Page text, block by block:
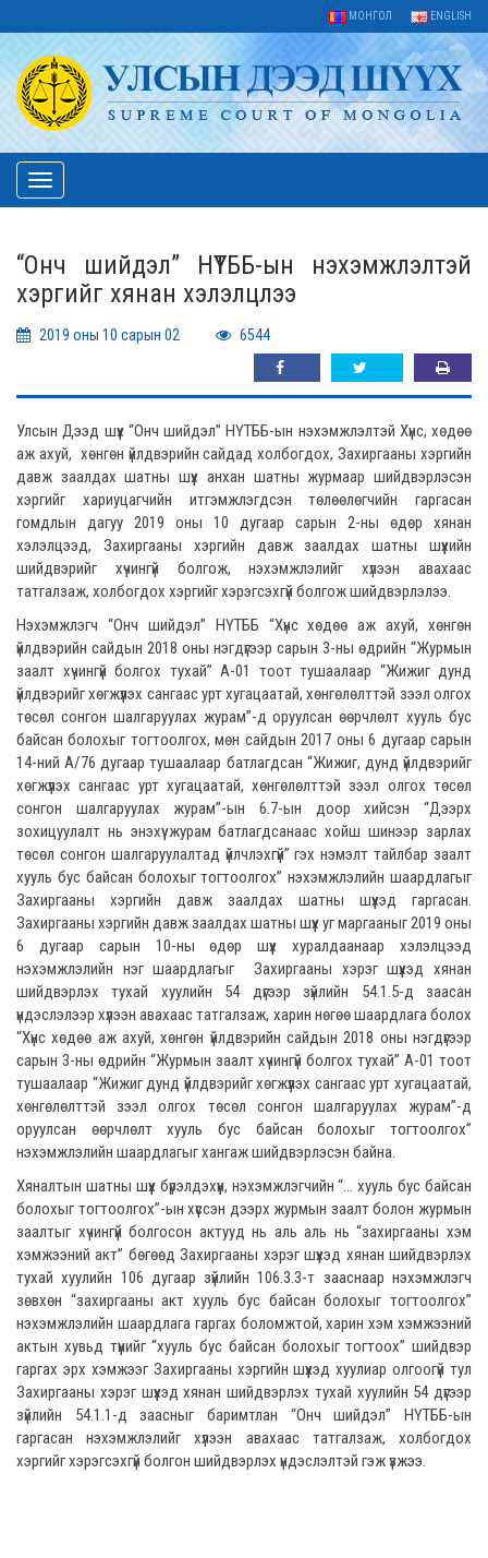
МОНГОЛ ENGLISH
Toggle
navigation
“Онч шийдэл” НҮТББ-ын нэхэмжлэлтэй
хэргийг хянан хэлэлцлээ
2019 оны 10 сарын 02 6544
Улсын Дээд шүүх “Онч шийдэл” НҮТББ-ын нэхэмжлэлтэй Хүнс, хөдөө
аж ахуй, хөнгөн үйлдвэрийн сайдад холбогдох, Захиргааны хэргийн
давж заалдах шатны шүүх анхан шатны журмаар шийдвэрлэсэн
хэргийг хариуцагчийн итгэмжлэгдсэн төлөөлөгчийн гаргасан
гомдлын дагуу 2019 оны 10 дугаар сарын 2-ны өдөр хянан
хэлэлцээд, Захиргааны хэргийн давж заалдах шатны шүүхийн
шийдвэрийг хүчингүй болгож, нэхэмжлэлийг хүлээн авахаас
татгалзаж, холбогдох хэргийг хэрэгсэхгүй болгож шийдвэрлэлээ.
Нэхэмжлэгч “Онч шийдэл” НҮТББ “Хүнс хөдөө аж ахуй, хөнгөн
үйлдвэрийн сайдын 2018 оны нэгдүгээр сарын 3-ны өдрийн “Журмын
заалт хүчингүй болгох тухай” А-01 тоот тушаалаар “Жижиг дунд
үйлдвэрийг хөгжүүлэх сангаас урт хугацаатай, хөнгөлөлттэй зээл олгох
төсөл сонгон шалгаруулах журам”-д оруулсан өөрчлөлт хууль бус
байсан болохыг тогтоолгох, мөн сайдын 2017 оны 6 дугаар сарын
14-ний А/76 дугаар тушаалаар батлагдсан “Жижиг, дунд үйлдвэрийг
хөгжүүлэх сангаас урт хугацаатай, хөнгөлөлттэй зээл олгох төсөл
сонгон шалгаруулах журам”-ын 6.7-ын доор хийсэн “Дээрх
зохицуулалт нь энэхүү журам батлагдсанаас хойш шинээр зарлах
төсөл сонгон шалгаруулалтад үйлчлэхгүй” гэх нэмэлт тайлбар заалт
хууль бус байсан болохыг тогтоолгох” нэхэмжлэлийн шаардлагыг
Захиргааны хэргийн давж заалдах шатны шүүхэд гаргасан.
Захиргааны хэргийн давж заалдах шатны шүүх уг маргааныг 2019 оны
6 дугаар сарын 10-ны өдөр шүүх хуралдаанаар хэлэлцээд
нэхэмжлэлийн нэг шаардлагыг Захиргааны хэрэг шүүхэд хянан
шийдвэрлэх тухай хуулийн 54 дүгээр зүйлийн 54.1.5-д заасан
үндэслэлээр хүлээн авахаас татгалзаж, харин нөгөө шаардлага болох
“Хүнс хөдөө аж ахуй, хөнгөн үйлдвэрийн сайдын 2018 оны нэгдүгээр
сарын 3-ны өдрийн “Журмын заалт хүчингүй болгох тухай” А-01 тоот
тушаалаар “Жижиг дунд үйлдвэрийг хөгжүүлэх сангаас урт хугацаатай,
хөнгөлөлттэй зээл олгох төсөл сонгон шалгаруулах журам”-д
оруулсан өөрчлөлт хууль бус байсан болохыг тогтоолгох”
нэхэмжлэлийн шаардлагыг хангаж шийдвэрлэсэн байна.
Хяналтын шатны шүүх бүрэлдэхүүн, нэхэмжлэгчийн “... хууль бус байсан
болохыг тогтоолгох”-ын хүссэн дээрх журмын заалт болон журмын
заалтыг хүчингүй болгосон актууд нь аль аль нь “захиргааны хэм
хэмжээний акт” бөгөөд Захиргааны хэрэг шүүхэд хянан шийдвэрлэх
тухай хуулийн 106 дугаар зүйлийн 106.3.3-т зааснаар нэхэмжлэгч
зөвхөн “захиргааны акт хууль бус байсан болохыг тогтоолгох”
нэхэмжлэлийн шаардлага гаргах боломжтой, харин хэм хэмжээний
актын хувьд түүнийг “хууль бус байсан болохыг тогтоох” шийдвэр
гаргах эрх хэмжээг Захиргааны хэргийн шүүхэд хуулиар олгоогүй тул
Захиргааны хэрэг шүүхэд хянан шийдвэрлэх тухай хуулийн 54 дүгээр
зүйлийн 54.1.1-д заасныг баримтлан “Онч шийдэл” НҮТББ-ын
гаргасан нэхэмжлэлийг хүлээн авахаас татгалзаж, холбогдох
хэргийг хэрэгсэхгүй болгон шийдвэрлэх үндэслэлтэй гэж үзжээ.